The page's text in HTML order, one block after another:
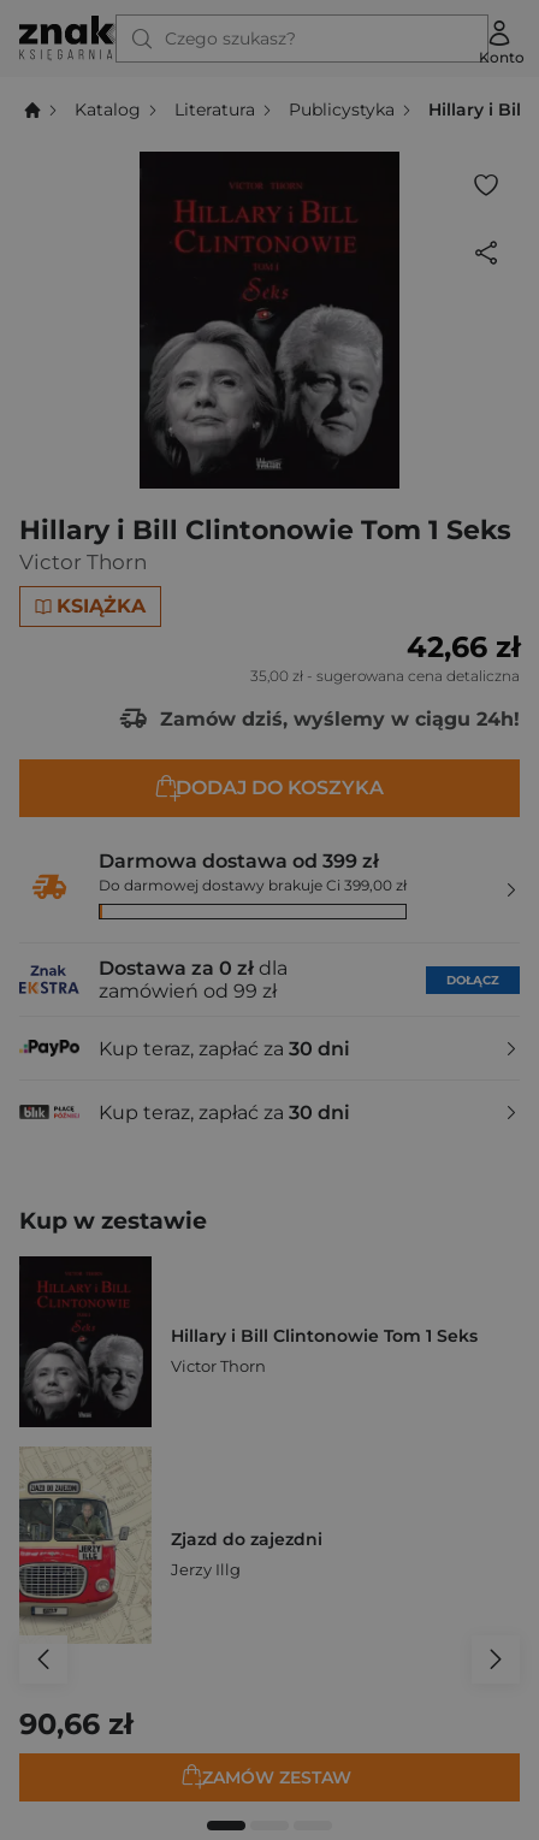
Czego szukasz?
Konto
Katalog Literatura Publicystyka Hillary i Bill
Hillary i Bill Clintonowie Tom 1 Seks
Victor Thorn
KSIĄŻKA
42,66 zł
35,00 zł - sugerowana cena detaliczna
Zamów dziś, wyślemy w ciągu 24h!
DODAJ DO KOSZYKA
Darmowa dostawa od 399 zł
Do darmowej dostawy brakuje Ci 399,00 zł
Dostawa za 0 zł dla
zamówień od 99 zł
DOŁĄCZ
Kup teraz, zapłać za 30 dni
Kup teraz, zapłać za 30 dni
Kup w zestawie
Hillary i Bill Clintonowie Tom 1 Seks
Victor Thorn
Zjazd do zajezdni
Jerzy Illg
90,66 zł
ZAMÓW ZESTAW